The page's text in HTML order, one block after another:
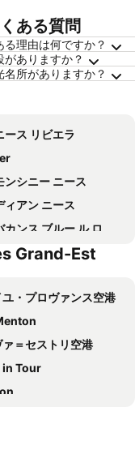
ある質問
理由は何ですか？
ありますか？
所がありますか？
ース リビエラ
ンシニー ニース
ィアン ニース
ンス ブルー ル ロイヤル
ストン ラ スカラ
ロポリス
ヴォリ
ーステンデ
Nice
Nice Centre Gare
Grand-Est
・プロヴァンス空港
＝セストリ空港
in Tour